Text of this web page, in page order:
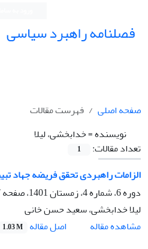
فصلنامه راهبرد سیاسی
صفحه اصلی
فهرست مقالات
نویسنده =خدابخشی، لیلا
تعداد مقالات:
1
الزامات راهبردی تحقق فریضه جهاد
دوره 6، شماره 4، زمستان 1401، صفحه
لیلا خدابخشی، سعید حسن خانی
مشاهده مقاله
اصل مقاله 1.03 M